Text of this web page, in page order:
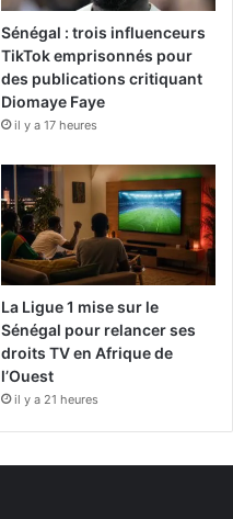
Sénégal : trois influenceurs
TikTok emprisonnés pour
des publications critiquant
Diomaye Faye
il y a 17 heures
La Ligue 1 mise sur le
Sénégal pour relancer ses
droits TV en Afrique de
l’Ouest
il y a 21 heures